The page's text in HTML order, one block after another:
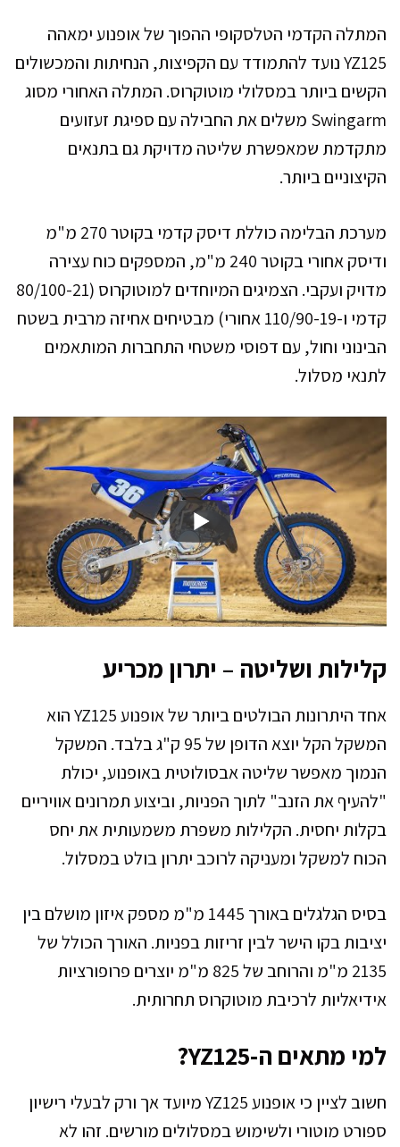
המתלה הקדמי הטלסקופי ההפוך של אופנוע ימאהה
YZ125 נועד להתמודד עם הקפיצות, הנחיתות והמכשולים
הקשים ביותר במסלולי מוטוקרוס. המתלה האחורי מסוג
Swingarm משלים את החבילה עם ספיגת זעזועים
מתקדמת שמאפשרת שליטה מדויקת גם בתנאים
הקיצוניים ביותר.
מערכת הבלימה כוללת דיסק קדמי בקוטר 270 מ"מ
ודיסק אחורי בקוטר 240 מ"מ, המספקים כוח עצירה
מדויק ועקבי. הצמיגים המיוחדים למוטוקרוס (80/100-21
קדמי ו-110/90-19 אחורי) מבטיחים אחיזה מרבית בשטח
הבינוני וחול, עם דפוסי משטחי התחברות המותאמים
לתנאי מסלול.
קלילות ושליטה – יתרון מכריע
אחד היתרונות הבולטים ביותר של אופנוע YZ125 הוא
המשקל הקל יוצא הדופן של 95 ק"ג בלבד. המשקל
הנמוך מאפשר שליטה אבסולוטית באופנוע, יכולת
"להעיף את הזנב" לתוך הפניות, וביצוע תמרונים אוויריים
בקלות יחסית. הקלילות משפרת משמעותית את יחס
הכוח למשקל ומעניקה לרוכב יתרון בולט במסלול.
בסיס הגלגלים באורך 1445 מ"מ מספק איזון מושלם בין
יציבות בקו הישר לבין זריזות בפניות. האורך הכולל של
2135 מ"מ והרוחב של 825 מ"מ יוצרים פרופורציות
אידיאליות לרכיבת מוטוקרוס תחרותית.
למי מתאים ה-YZ125?
חשוב לציין כי אופנוע YZ125 מיועד אך ורק לבעלי רישיון
ספורט מוטורי ולשימוש במסלולים מורשים. זהו לא